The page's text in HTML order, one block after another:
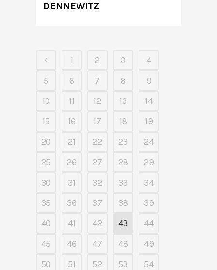
DENNEWITZ
1 2 3
4
5
6 7 8
9
10
11 12 13
14
15
16 17 18
19
20
21 22 23
24
25
26 27 28
29
30
31 32 33
34
35
36 37 38
39
40
41 42 43
44
45
46 47 48
49
50
51 52 53 54